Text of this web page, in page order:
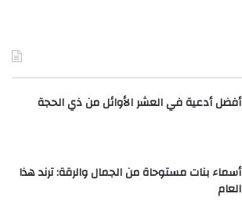
أفضل أدعية في العشر الأوائل من ذي الحجة
أسماء بنات مستوحاة من الجمال والرقة: ترند هذا
العام